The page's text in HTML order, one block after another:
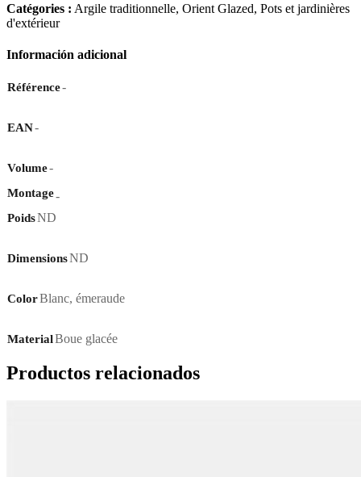
Catégories : Argile traditionnelle, Orient Glazed, Pots et jardinières
d'extérieur
Información adicional
Référence-
EAN-
Volume-
Montage-
PoidsND
DimensionsND
ColorBlanc, émeraude
MaterialBoue glacée
Productos relacionados